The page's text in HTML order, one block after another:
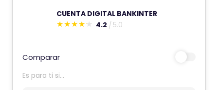
CUENTA DIGITAL BANKINTER
E
t
e
4.2 5.0
Comparar
Es para ti si...